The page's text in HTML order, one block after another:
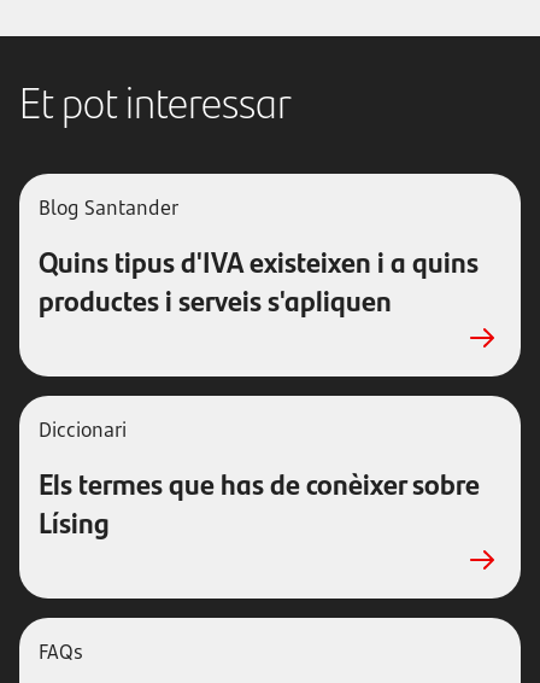
Et pot interessar
Blog Santander
Quins tipus d'IVA existeixen i a quins
productes i serveis s'apliquen
Diccionari
Els termes que has de conèixer sobre
Lísing
FAQs